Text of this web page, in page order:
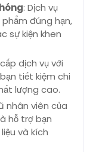
: Dịch vụ
đúng hạn,
sự kiện khen
dịch vụ với
tiết kiệm chi
lượng cao.
nhân viên của
hỗ trợ bạn
và kích